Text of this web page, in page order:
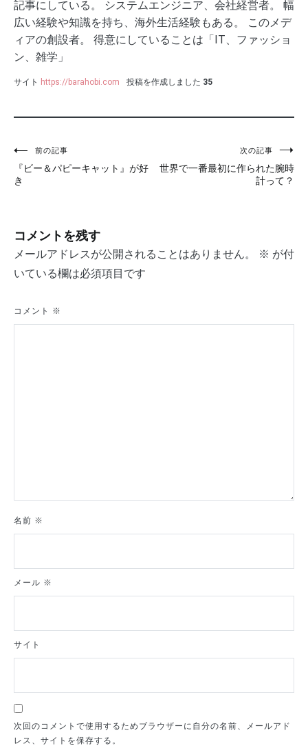
記事にしている。 システムエンジニア、会社経営者。 幅
広い経験や知識を持ち、海外生活経験もある。 このメデ
ィアの創設者。 得意にしていることは「IT、ファッショ
ン、雑学」
サイト https://barahobi.com 投稿を作成しました 35
投
稿
ビ
ゲ
ー
シ
ョ
前の記事
『ビー＆パピーキャット』が好
き
次の記事
世界で一番最初に作られた腕時
計って？
コメントを残す
メールアドレスが公開されることはありません。 ※ が付
いている欄は必須項目です
コメント ※
名前 ※
メール ※
サイト
次回のコメントで使用するためブラウザーに自分の名前、メールアド
レス、サイトを保存する。